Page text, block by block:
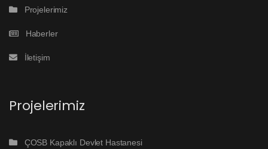
Projelerimiz
Haberler
İletişim
Projelerimiz
ÇOSB Kapaklı Devlet Hastanesi